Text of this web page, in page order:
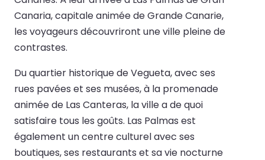
Canaria, capitale animée de Grande Canarie,
les voyageurs découvriront une ville pleine de
contrastes.
Du quartier historique de Vegueta, avec ses
rues pavées et ses musées, à la promenade
animée de Las Canteras, la ville a de quoi
satisfaire tous les goûts. Las Palmas est
également un centre culturel avec ses
boutiques, ses restaurants et sa vie nocturne